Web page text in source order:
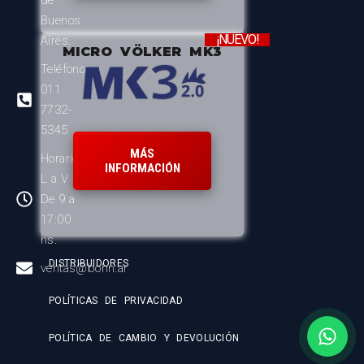
Buenos
Aires.
Teléfono:
011
7732-
5345
Horario:
L a V
De 9 a
17:00
hs.
ventas@bohn.ar
MICRO VÖLKER MK3
¡NUEVO!
MÁS
INFORMACIÓN
DISTRIBUIDORES
POLÍTICAS DE PRIVACIDAD
POLÍTICA DE CAMBIO Y DEVOLUCIÓN